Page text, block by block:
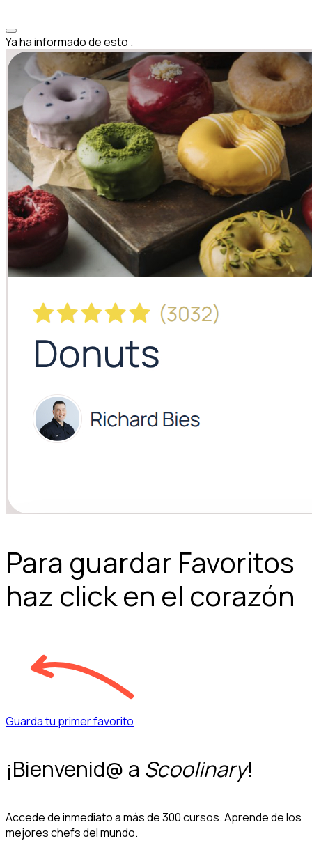
Ya ha informado de esto .
Para guardar Favoritos
haz click en el corazón
Guarda tu primer favorito
¡Bienvenid@ a Scoolinary!
Accede de inmediato a más de 300 cursos. Aprende de los
mejores chefs del mundo.